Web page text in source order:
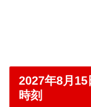
2027年8月15
時刻